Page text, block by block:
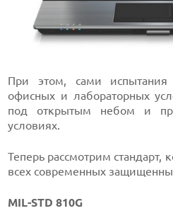
При этом, сами
офисных и лабораторных
под открытым небом и
условиях.
Теперь рассмотрим стандарт,
всех современных
MIL-STD 810G